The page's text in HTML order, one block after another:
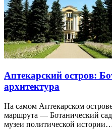
Аптекарский остров:
архитектура
На самом Аптекарском
маршрута — Ботанический
музеи политической